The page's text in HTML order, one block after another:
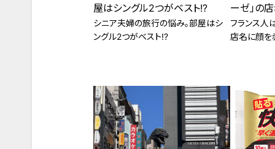
シニア夫婦の旅行の悩み。部屋はシ
ングル2つがベスト!?
フランス人
店名に顔を